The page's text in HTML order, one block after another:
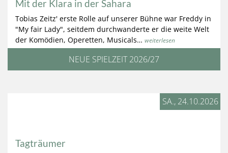
NEUE SPIELZEIT 2026/27
Mit der Klara in der Sahara
Tobias Zeitz' erste Rolle auf unserer Bühne war Freddy in
"My fair Lady", seitdem durchwanderte er die weite Welt
der Komödien, Operetten, Musicals… weiterlesen
Tagträumer
SA., 24.10.2026